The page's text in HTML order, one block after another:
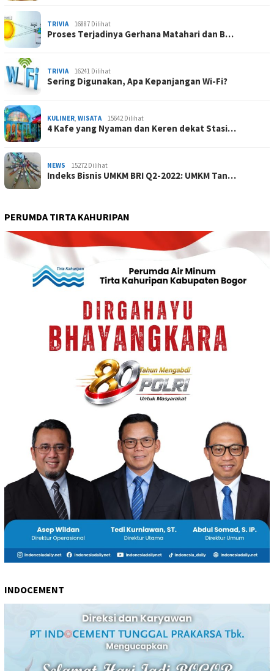
TRIVIA 16887 Dilihat
Proses Terjadinya Gerhana Matahari dan B…
TRIVIA 16241 Dilihat
Sering Digunakan, Apa Kepanjangan Wi-Fi?
KULINER, WISATA 15642 Dilihat
4 Kafe yang Nyaman dan Keren dekat Stasi…
NEWS 15272 Dilihat
Indeks Bisnis UMKM BRI Q2-2022: UMKM Tan…
PERUMDA TIRTA KAHURIPAN
INDOCEMENT